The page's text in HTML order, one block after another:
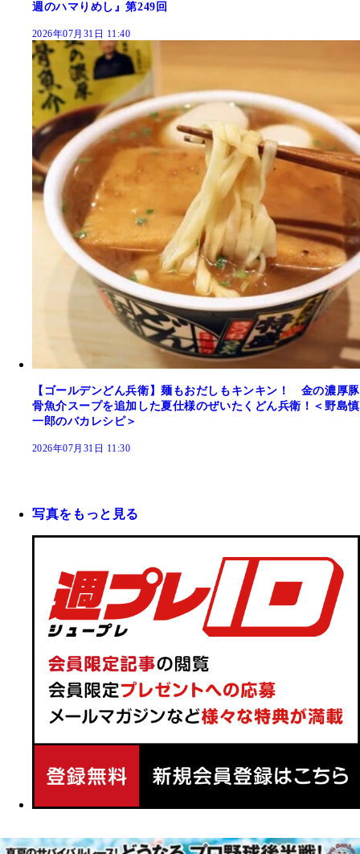
週のハマりめし』第249回
2026年07月31日 11:40
【ゴールデンどん兵衛】麺もおだしもキンキン！ 金の濃厚豚
骨魚介スープを追加した夏仕様のぜいたくどん兵衛！＜野島慎
一郎のバカレシピ＞
2026年07月31日 11:30
写真をもっと見る